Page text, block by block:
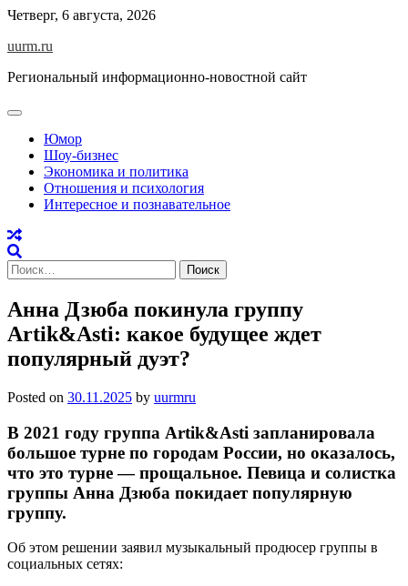
Skip
content
Четверг, 6 августа, 2026
uurm.ru
Региональный информационно-новостной сайт
Юмор
Шоу-бизнес
Экономика и политика
Отношения и психология
Интересное и познавательное
Найти:
Анна Дзюба покинула группу
Artik&Asti: какое будущее ждет
популярный дуэт?
Posted on 30.11.2025 by uurmru
В 2021 году группа Artik&Asti запланировала
большое турне по городам России, но оказалось,
что это турне — прощальное. Певица и солистка
группы Анна Дзюба покидает популярную
группу.
Об этом решении заявил музыкальный продюсер группы в
социальных сетях: